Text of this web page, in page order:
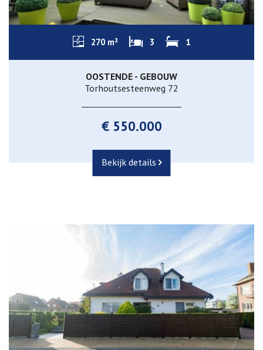
270 m² 3 1
OOSTENDE - GEBOUW
Torhoutsesteenweg 72
€ 550.000
Bekijk details